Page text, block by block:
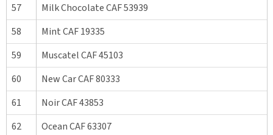
57
Milk Chocolate CAF 53939
58
Mint CAF 19335
59
Muscatel CAF 45103
60
New Car CAF 80333
61
Noir CAF 43853
62
Ocean CAF 63307